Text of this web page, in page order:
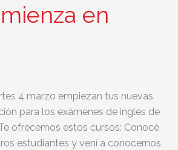
en
4 marzo empiezan tus nuevas
para los exámenes de inglés de
ofrecemos estos cursos: Conocé
estudiantes y vení a conocernos,